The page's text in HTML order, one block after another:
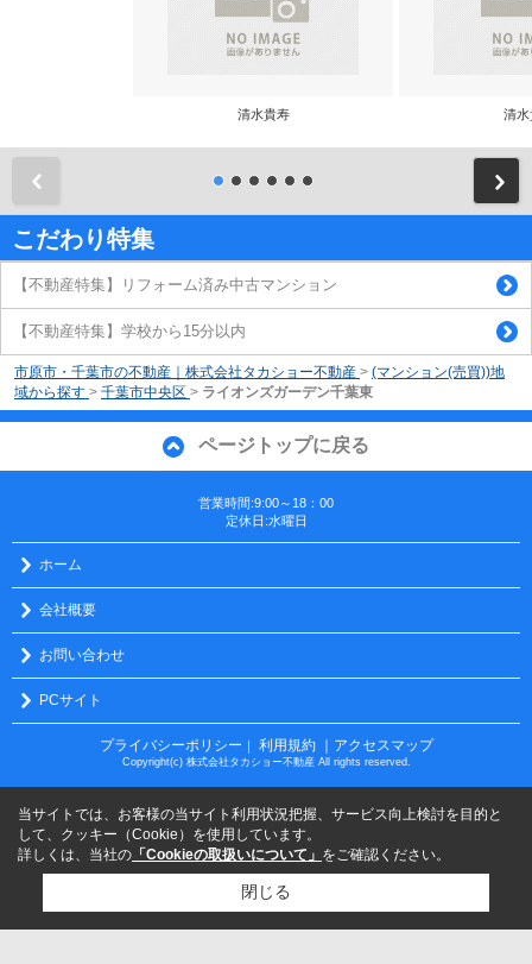
清水貴寿 清水
こだわり特集
【不動産特集】リフォーム済み中古マンション
【不動産特集】学校から15分以内
市原市・千葉市の不動産｜株式会社タカショー不動産 > (マンション(売買))地
域から探す > 千葉市中央区 > ライオンズガーデン千葉東
ページトップに戻る
営業時間:9:00～18：00
定休日:水曜日
ホーム
会社概要
お問い合わせ
PCサイト
プライバシーポリシー 利用規約 ｜アクセスマップ
Copyright(c) 株式会社タカショー不動産 All rights reserved.
当サイトでは、お客様の当サイト利用状況把握、サービス向上検討を目的と
して、クッキー（Cookie）を使用しています。
詳しくは、当社の 「Cookieの取扱いについて」 をご確認ください。
閉じる